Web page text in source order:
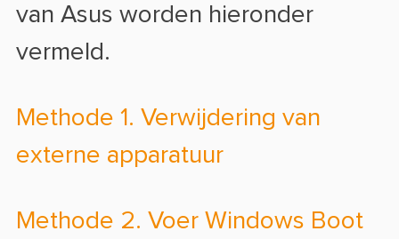
van Asus worden hieronder
vermeld.
Methode 1. Verwijdering van
externe apparatuur
Methode 2. Voer Windows Boot